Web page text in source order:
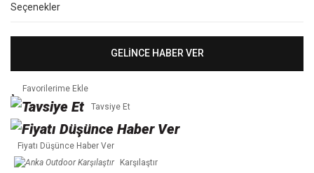
Seçenekler
GELİNCE HABER VER
Tavsiye Et
Fiyatı Düşünce Haber Ver
Karşılaştır